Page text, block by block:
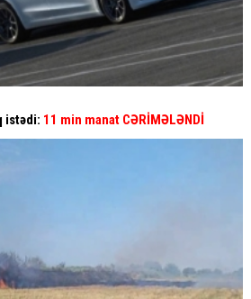
istədi: 11 min manat CƏRİMƏLƏNDİ